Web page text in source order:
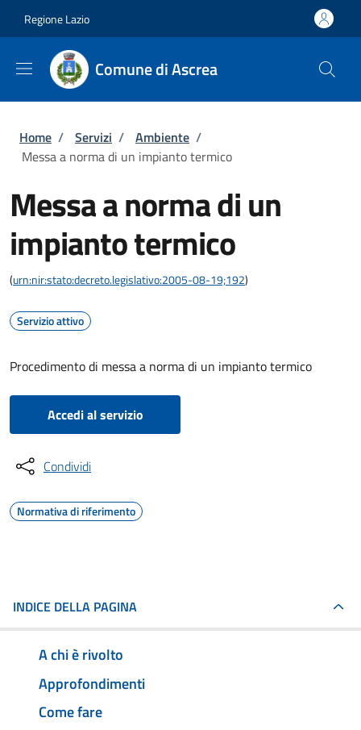
Regione Lazio
Comune di Ascrea
Briciole di pane
Home / Servizi / Ambiente /
Messa a norma di un impianto termico
Messa a norma di un
impianto termico
(urn:nir:stato:decreto.legislativo:2005-08-19;192)
Servizio attivo
Procedimento di messa a norma di un impianto termico
Accedi al servizio
Condividi
Normativa di riferimento
INDICE DELLA PAGINA
A chi è rivolto
Approfondimenti
Come fare